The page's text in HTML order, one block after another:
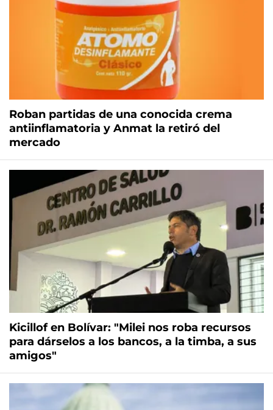
Roban partidas de una conocida crema
antiinflamatoria y Anmat la retiró del
mercado
Kicillof en Bolívar: "Milei nos roba recursos
para dárselos a los bancos, a la timba, a sus
amigos"